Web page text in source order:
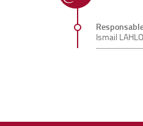
Ismail